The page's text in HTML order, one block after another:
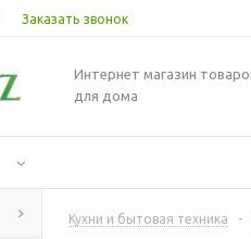
Заказать звонок
Интернет магазин
для дома
Кухни и бытовая техника -